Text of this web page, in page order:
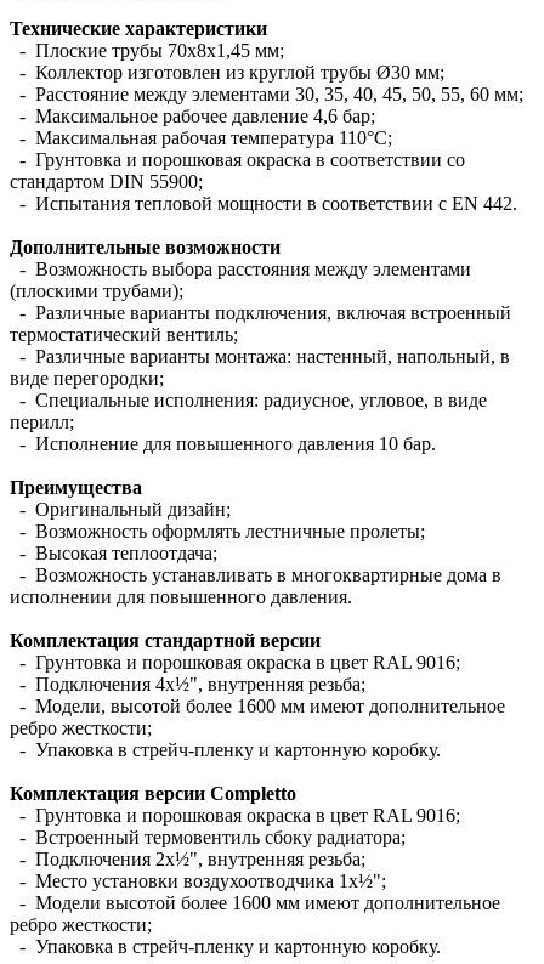
Технические характеристики
- Плоские трубы 70х8х1,45 мм;
- Коллектор изготовлен из круглой трубы Ø30 мм;
- Расстояние между элементами 30, 35, 40, 45, 50, 55, 60 мм;
- Максимальное рабочее давление 4,6 бар;
- Максимальная рабочая температура 110°С;
- Грунтовка и порошковая окраска в соответствии со
стандартом DIN 55900;
- Испытания тепловой мощности в соответствии с EN 442.
Дополнительные возможности
- Возможность выбора расстояния между элементами
(плоскими трубами);
- Различные варианты подключения, включая встроенный
термостатический вентиль;
- Различные варианты монтажа: настенный, напольный, в
виде перегородки;
- Специальные исполнения: радиусное, угловое, в виде
перилл;
- Исполнение для повышенного давления 10 бар.
Преимущества
- Оригинальный дизайн;
- Возможность оформлять лестничные пролеты;
- Высокая теплоотдача;
- Возможность устанавливать в многоквартирные дома в
исполнении для повышенного давления.
Комплектация стандартной версии
- Грунтовка и порошковая окраска в цвет RAL 9016;
- Подключения 4х½", внутренняя резьба;
- Модели, высотой более 1600 мм имеют дополнительное
ребро жесткости;
- Упаковка в стрейч-пленку и картонную коробку.
Комплектация версии Completto
- Грунтовка и порошковая окраска в цвет RAL 9016;
- Встроенный термовентиль сбоку радиатора;
- Подключения 2х½", внутренняя резьба;
- Место установки воздухоотводчика 1х½";
- Модели высотой более 1600 мм имеют дополнительное
ребро жесткости;
- Упаковка в стрейч-пленку и картонную коробку.